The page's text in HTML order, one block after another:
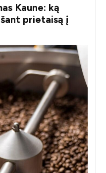
Kaune: ką
prietaisą į